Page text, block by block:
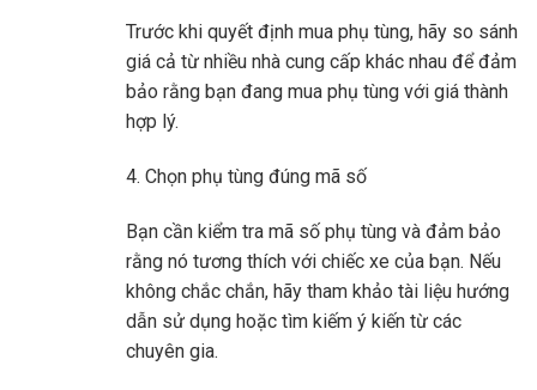
Trước khi quyết định mua phụ tùng, hãy so sánh
giá cả từ nhiều nhà cung cấp khác nhau để đảm
bảo rằng bạn đang mua phụ tùng với giá thành
hợp lý.
4. Chọn phụ tùng đúng mã số
Bạn cần kiểm tra mã số phụ tùng và đảm bảo
rằng nó tương thích với chiếc xe của bạn. Nếu
không chắc chắn, hãy tham khảo tài liệu hướng
dẫn sử dụng hoặc tìm kiếm ý kiến ​​từ các
chuyên gia.